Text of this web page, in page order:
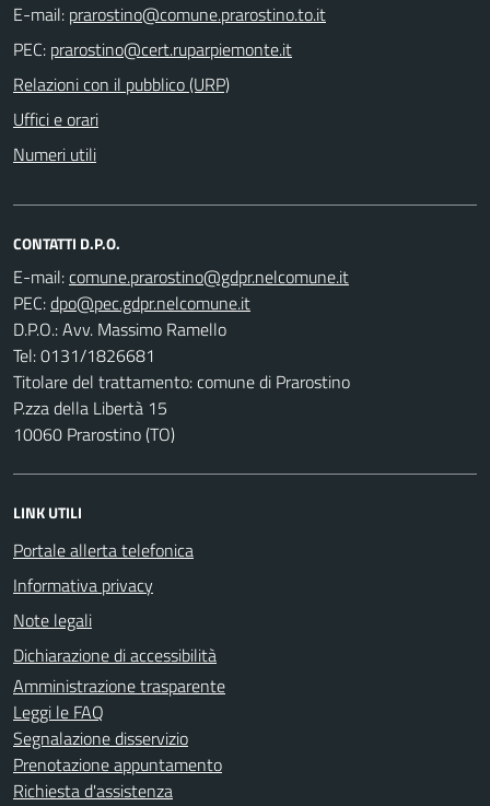
E-mail:
PEC:
Relazioni con il pubblico (URP)
Uffici e orari
Numeri utili
CONTATTI D.P.O.
E-mail:
PEC:
D.P.O.: Avv. Massimo Ramello
Tel: 0131/1826681
Titolare del trattamento: comune di Prarostino
P.zza della Libertà 15
10060 Prarostino (TO)
LINK UTILI
Portale allerta telefonica
Informativa privacy
Note legali
Dichiarazione di accessibilità
Amministrazione trasparente
Leggi le FAQ
Segnalazione disservizio
Prenotazione appuntamento
Richiesta d'assistenza